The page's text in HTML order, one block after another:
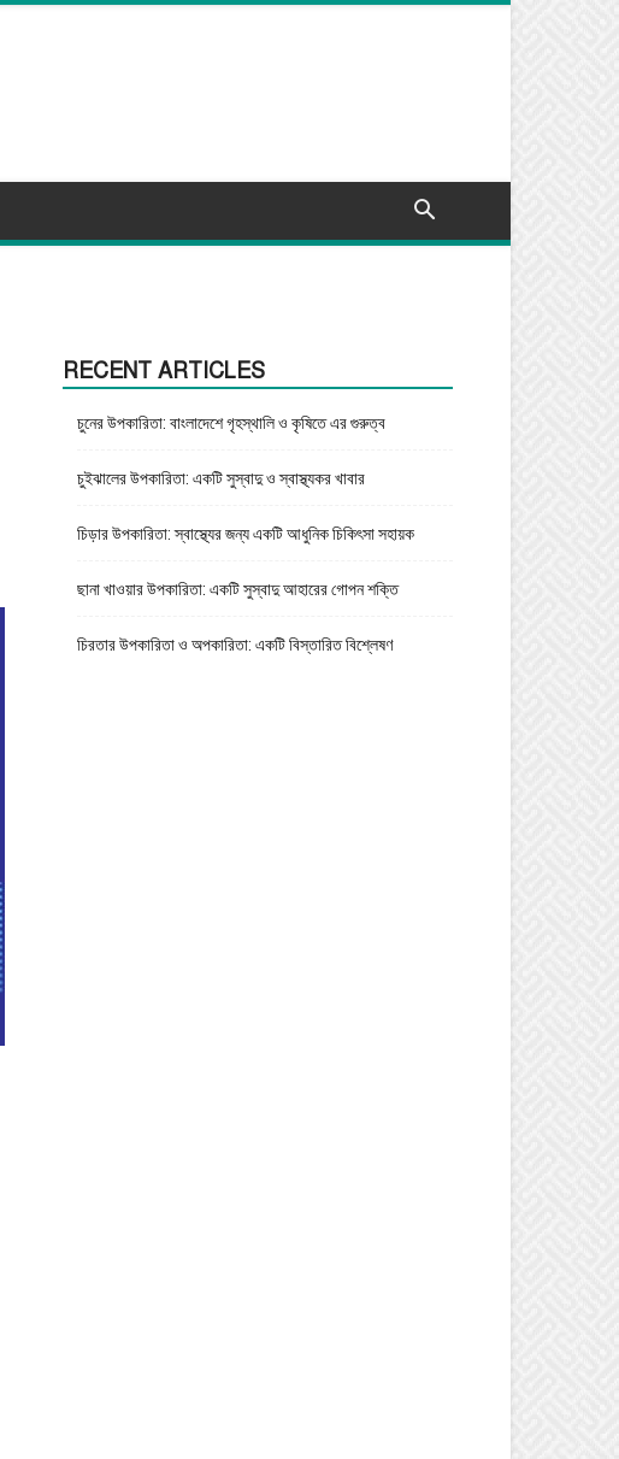
RECENT ARTICLES
চুনের উপকারিতা: বাংলাদেশে গৃহস্থালি ও কৃষিতে এর গুরুত্ব
চুইঝালের উপকারিতা: একটি সুস্বাদু ও স্বাস্থ্যকর খাবার
চিড়ার উপকারিতা: স্বাস্থ্যের জন্য একটি আধুনিক চিকিৎসা সহায়ক
ছানা খাওয়ার উপকারিতা: একটি সুস্বাদু আহারের গোপন শক্তি
চিরতার উপকারিতা ও অপকারিতা: একটি বিস্তারিত বিশ্লেষণ